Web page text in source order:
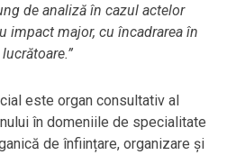
de analiză în cazul actelor
impact major, cu încadrarea în
este organ consultativ al
în domeniile de specialitate
de înființare, organizare și